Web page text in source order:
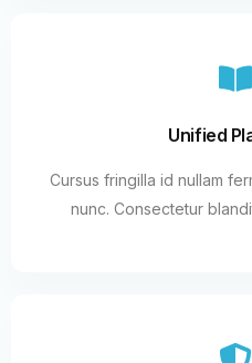
Unified
Cursus fringilla id nullam
nunc. Consectetur